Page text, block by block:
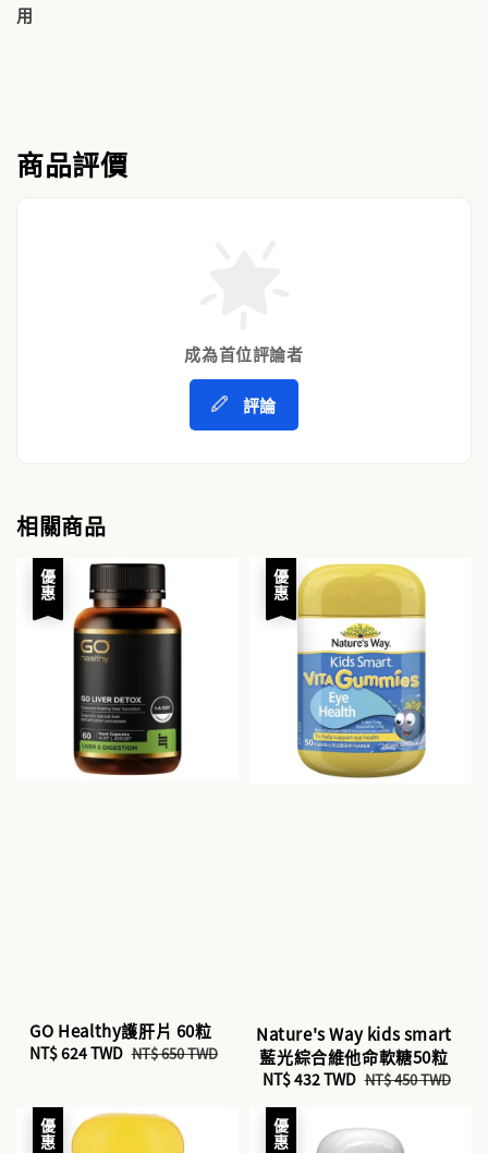
用
商品評價
成為首位評論者
評論
相關商品
優惠
GO Healthy護肝片 60粒
Sale
NT$ 624 TWD Regular
NT$ 650 TWD
優惠
Nature's Way kids smart
藍光綜合維他命軟糖50粒
Sale
price
NT$ 432 TWD Regular
NT$ 450 TWD
優惠 優惠